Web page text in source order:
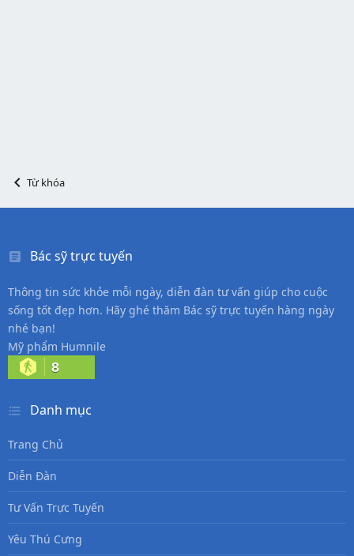
Từ khóa
Bác sỹ trực tuyến
Thông tin sức khỏe mỗi ngày, diễn đàn tư vấn giúp cho cuộc
sống tốt đẹp hơn. Hãy ghé thăm Bác sỹ trực tuyến hàng ngày
nhé bạn!
Mỹ phẩm Humnile
8
Danh mục
Trang Chủ
Diễn Đàn
Tư Vấn Trực Tuyến
Yêu Thú Cưng